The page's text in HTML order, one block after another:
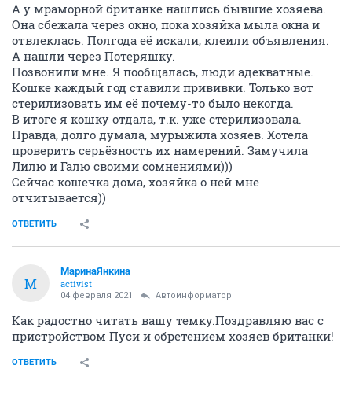
А у мраморной британке нашлись бывшие хозяева.
Она сбежала через окно, пока хозяйка мыла окна и
отвлеклась. Полгода её искали, клеили объявления.
А нашли через Потеряшку.
Позвонили мне. Я пообщалась, люди адекватные.
Кошке каждый год ставили прививки. Только вот
стерилизовать им её почему-то было некогда.
В итоге я кошку отдала, т.к. уже стерилизовала.
Правда, долго думала, мурыжила хозяев. Хотела
проверить серьёзность их намерений. Замучила
Лилю и Галю своими сомнениями)))
Сейчас кошечка дома, хозяйка о ней мне
отчитывается))
ОТВЕТИТЬ
М
МаринаЯнкина
activist
04 февраля 2021 Автоинформатор
Как радостно читать вашу темку.Поздравляю вас с
пристройством Пуси и обретением хозяев британки!
ОТВЕТИТЬ